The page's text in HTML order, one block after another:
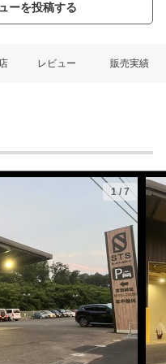
ーを投稿する
レビュー 販売実績
1/ 7